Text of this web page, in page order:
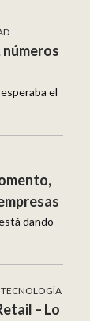
números
el
dando
TECNOLOGÍA
– Lo